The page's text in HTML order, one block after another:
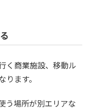
く商業施設、移動ル
ます。
う場所が別エリアな